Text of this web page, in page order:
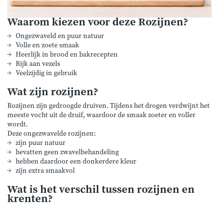
Waarom kiezen voor deze Rozijnen?
Ongezwaveld en puur natuur
Volle en zoete smaak
Heerlijk in brood en bakrecepten
Rijk aan vezels
Veelzijdig in gebruik
Wat zijn rozijnen?
Rozijnen zijn gedroogde druiven. Tijdens het drogen verdwijnt het
meeste vocht uit de druif, waardoor de smaak zoeter en voller
wordt.
Deze ongezwavelde rozijnen:
zijn puur natuur
bevatten geen zwavelbehandeling
hebben daardoor een donkerdere kleur
zijn extra smaakvol
Wat is het verschil tussen rozijnen en
krenten?